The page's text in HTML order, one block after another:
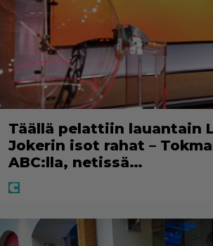
Täällä pelattiin lauantain
Jokerin isot rahat –
ABC:lla, netissä…